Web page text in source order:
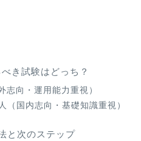
き試験はどっち？
志向・運用能力重視）
（国内志向・基礎知識重視）
と次のステップ